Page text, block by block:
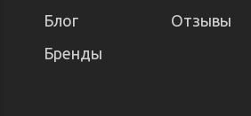
Блог
Отзывы
Бренды